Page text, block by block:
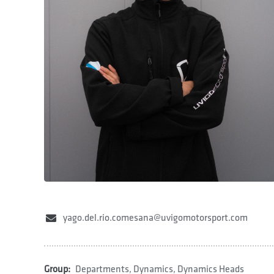
yago.del.rio.comesana@uvigomotorsport.com
Group: Departments, Dynamics, Dynamics Heads